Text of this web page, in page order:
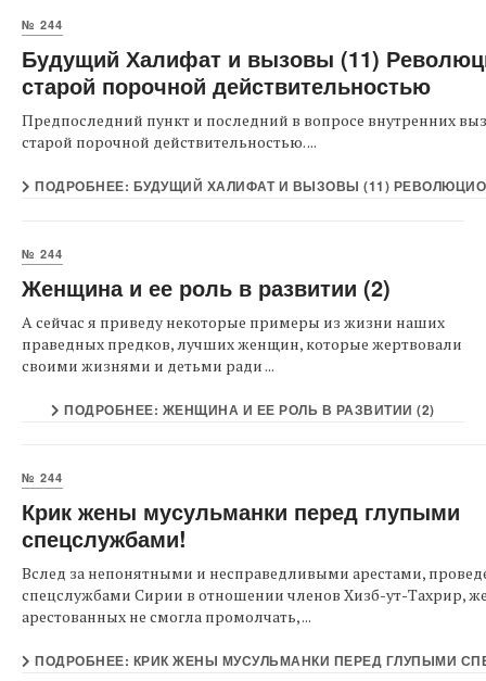
№ 244
Будущий Халифат и вызовы (11)
старой порочной действительностью
Предпоследний пункт и последний в вопросе внутренних
старой порочной действительностью. ...
ПОДРОБНЕЕ: БУДУЩИЙ ХАЛИФАТ И ВЫЗОВЫ (11)
№ 244
Женщина и ее роль в развитии (2)
А сейчас я приведу некоторые примеры из жизни наших
праведных предков, лучших женщин, которые жертвовали
своими жизнями и детьми ради ...
ПОДРОБНЕЕ: ЖЕНЩИНА И ЕЕ РОЛЬ В РАЗВИТИИ (2)
№ 244
Крик жены мусульманки перед глупыми
спецслужбами!
Вслед за непонятными и несправедливыми арестами,
спецслужбами Сирии в отношении членов Хизб-ут-Тахрир,
арестованных не смогла промолчать, ...
ПОДРОБНЕЕ: КРИК ЖЕНЫ МУСУЛЬМАНКИ ПЕРЕД ГЛУПЫМИ